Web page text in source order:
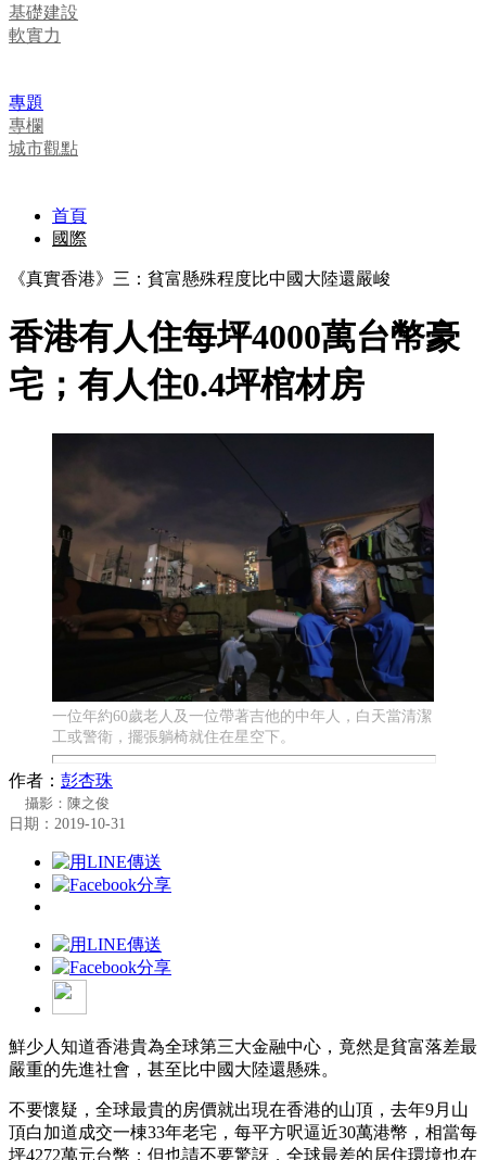
基礎建設
軟實力
專題
專欄
城市觀點
首頁
國際
《真實香港》三：貧富懸殊程度比中國大陸還嚴峻
香港有人住每坪4000萬台幣豪
宅；有人住0.4坪棺材房
一位年約60歲老人及一位帶著吉他的中年人，白天當清潔
工或警衛，擺張躺椅就住在星空下。
作者： 彭杏珠
攝影：陳之俊
日期：2019-10-31
鮮少人知道香港貴為全球第三大金融中心，竟然是貧富落差最
嚴重的先進社會，甚至比中國大陸還懸殊。
不要懷疑，全球最貴的房價就出現在香港的山頂，去年9月山
頂白加道成交一棟33年老宅，每平方呎逼近30萬港幣，相當每
坪4272萬元台幣；但也請不要驚訝，全球最差的居住環境也在